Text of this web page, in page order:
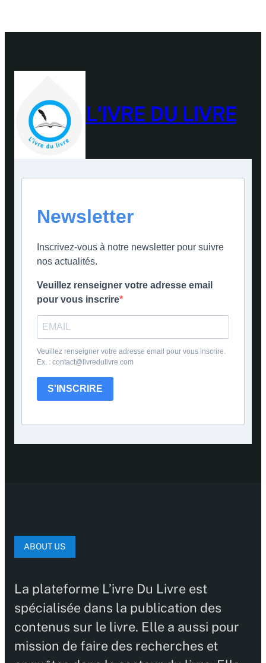
L'IVRE DU LIVRE
Newsletter
Inscrivez-vous à notre newsletter pour suivre
nos actualités.
Veuillez renseigner votre adresse email
pour vous inscrire
Veuillez renseigner votre adresse email pour vous inscrire.
Ex. : contact@livredulivre.com
S'INSCRIRE
ABOUT US
La plateforme L’ivre Du Livre est
spécialisée dans la publication des
contenus sur le livre. Elle a aussi pour
mission de faire des recherches et